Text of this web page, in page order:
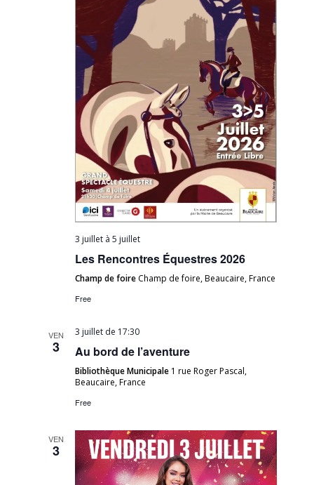
3 juillet à5 juillet
Les Rencontres Équestres 2026
Champ de foire Champ de foire, Beaucaire, France
Free
VEN
3
3 juillet de 17:30
Au bord de l’aventure
Bibliothèque Municipale 1 rue Roger Pascal,
Beaucaire, France
Free
VEN
3